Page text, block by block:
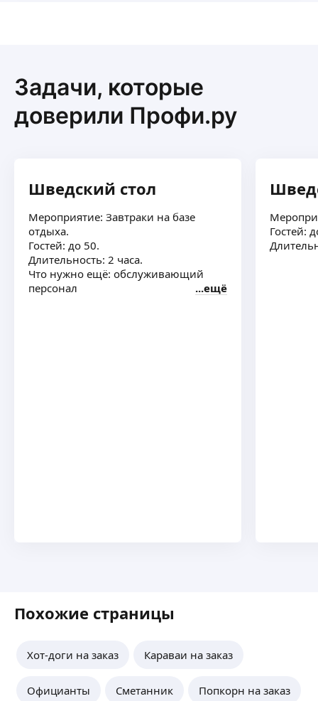
Задачи, которые
доверили Профи.ру
Шведский стол
Мероприятие: Завтраки на базе
отдыха.
Гостей: до 50.
Длительность: 2 часа.
Что нужно ещё: обслуживающий
персонал
ещё
Гостей:
Похожие страницы
Хот-доги на заказ Караваи на заказ
Официанты Сметанник Попкорн на заказ